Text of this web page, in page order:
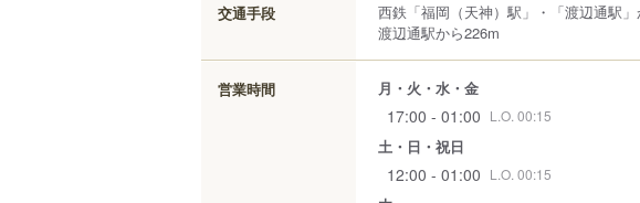
交通手段
西鉄「福岡（天神）駅」・「渡辺通駅」
渡辺通駅から226m
営業時間 月・火・水・金
17:00 - 01:00 L.O. 00:15
土・日・祝日
12:00 - 01:00 L.O. 00:15